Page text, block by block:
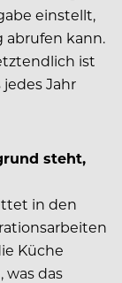
einstellt,
abrufen kann.
ist
Jahr
steht,
in den
Küche
was das